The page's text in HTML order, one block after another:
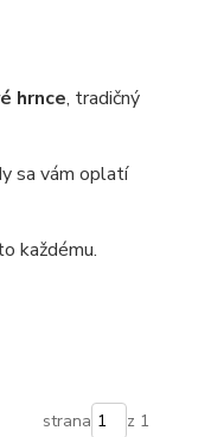
hrnce, tradičný
sa vám oplatí
každému.
strana z 1